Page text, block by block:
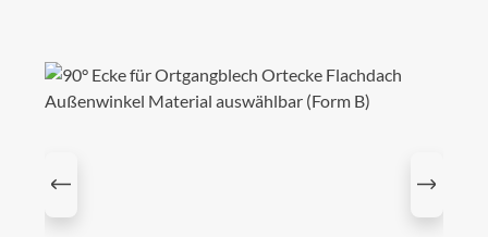
Bildergalerie überspringen